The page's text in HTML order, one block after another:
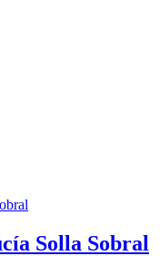
Solla Sobral